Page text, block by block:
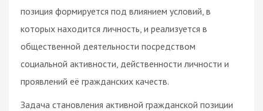
позиция формируется под влиянием условий, в
которых находится личность, и реализуется в
общественной деятельности посредством
социальной активности, действенности личности и
проявлений её гражданских качеств.
Задача становления активной гражданской позиции